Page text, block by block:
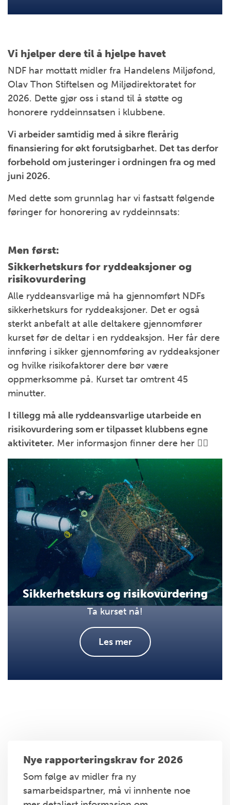
Vi hjelper dere til å hjelpe havet
NDF har mottatt midler fra Handelens Miljøfond,
Olav Thon Stiftelsen og Miljødirektoratet for
2026. Dette gjør oss i stand til å støtte og
honorere ryddeinnsatsen i klubbene.
Vi arbeider samtidig med å sikre flerårig
finansiering for økt forutsigbarhet. Det tas derfor
forbehold om justeringer i ordningen fra og med
juni 2026.
Med dette som grunnlag har vi fastsatt følgende
føringer for honorering av ryddeinnsats:
Men først:
Sikkerhetskurs for ryddeaksjoner og
risikovurdering
Alle ryddeansvarlige må ha gjennomført NDFs
sikkerhetskurs for ryddeaksjoner. Det er også
sterkt anbefalt at alle deltakere gjennomfører
kurset før de deltar i en ryddeaksjon. Her får dere
innføring i sikker gjennomføring av ryddeaksjoner
og hvilke risikofaktorer dere bør være
oppmerksomme på. Kurset tar omtrent 45
minutter.
I tillegg må alle ryddeansvarlige utarbeide en
risikovurdering som er tilpasset klubbens egne
aktiviteter. Mer informasjon finner dere her 👇🏽
Sikkerhetskurs og risikovurdering
Ta kurset nå!
Les mer
Nye rapporteringskrav for 2026
Som følge av midler fra ny
samarbeidspartner, må vi innhente noe